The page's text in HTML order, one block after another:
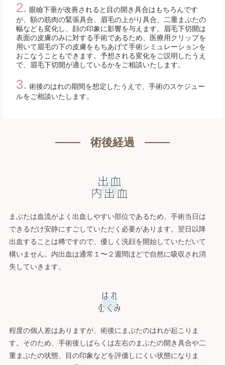
眼瞼下垂が改善されると目の開き具合はもちろんです
が、額の筋肉の緊張具合、眉毛の上がり具合、二重まぶたの
幅なども変化し、顔の印象に影響を与えます。眉毛下切開は
表面の皮膚のみに対する手術であるため、医療用クリップを
用いて眉毛の下の皮膚をもちあげて手術シミュレーションを
おこなうこともできます。予想される変化をご説明したうえ
で、眉毛下切開が適しているかをご相談いたします。
術後のはれの期間を想定したうえで、手術のスケジュー
ルをご相談いたします。
術後経過
まぶたは血流がよく出血しやすい部位であるため、手術当日は
できるだけ安静にすごしていただく必要があります。翌日以降
出血することは稀ですので、優しく洗顔を開始していただいて
構いません。内出血は通常１〜２週間ほどで自然に吸収され消
失していきます。
程度の個人差はありますが、術後にまぶたのはれが起こりま
す。そのため、手術後しばらくは左右のまぶたの開き具合や二
重まぶたの状態、目の印象などを評価しにくい状態になりま